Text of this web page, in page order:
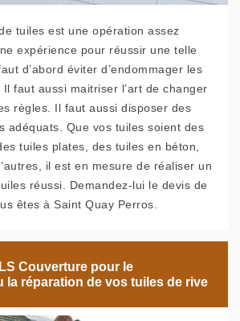
tuiles est une opération assez
expérience pour réussir une telle
d’abord éviter d’endommager les
faut aussi maitriser l’art de changer
règles. Il faut aussi disposer des
adéquats. Que vos tuiles soient des
tuiles plates, des tuiles en béton,
il est en mesure de réaliser un
réussi. Demandez-lui le devis de
êtes à Saint Quay Perros.
Couverture pour le
la réparation de vos tuiles de rive